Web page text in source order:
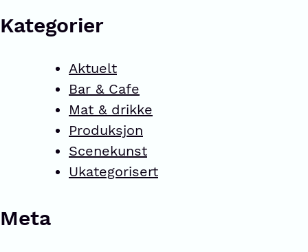
Kategorier
Aktuelt
Bar & Cafe
Mat & drikke
Produksjon
Scenekunst
Ukategorisert
Meta